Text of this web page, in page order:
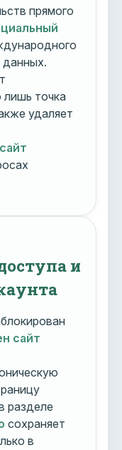
прямого
данных.
лишь точка
удаляет
и
сайт
разделе
сохраняет
в